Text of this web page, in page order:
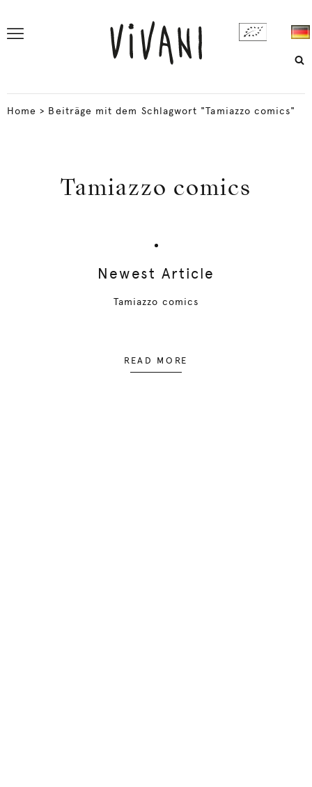
Home > Beiträge mit dem Schlagwort "Tamiazzo comics"
Tamiazzo comics
Newest Article
Tamiazzo comics
READ MORE